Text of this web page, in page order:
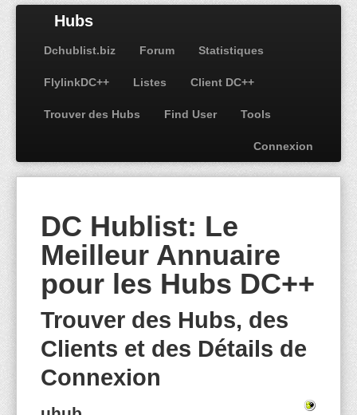
Hubs
Dchublist.biz Forum Statistiques
FlylinkDC++ Listes Client DC++
Trouver des Hubs Find User Tools
Connexion
DC Hublist: Le
Meilleur Annuaire
pour les Hubs DC++
Trouver des Hubs, des
Clients et des Détails de
Connexion